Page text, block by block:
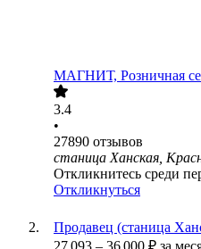
МАГНИТ, Розничная
3.4
•
27890 отзывов
станица Ханская,
Откликнитесь среди
Откликнуться
Продавец (станица